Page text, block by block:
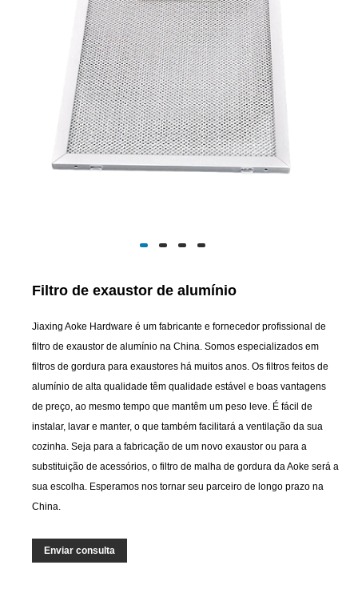
Filtro de exaustor de alumínio
Jiaxing Aoke Hardware é um fabricante e fornecedor profissional de
filtro de exaustor de alumínio na China. Somos especializados em
filtros de gordura para exaustores há muitos anos. Os filtros feitos de
alumínio de alta qualidade têm qualidade estável e boas vantagens
de preço, ao mesmo tempo que mantêm um peso leve. É fácil de
instalar, lavar e manter, o que também facilitará a ventilação da sua
cozinha. Seja para a fabricação de um novo exaustor ou para a
substituição de acessórios, o filtro de malha de gordura da Aoke será a
sua escolha. Esperamos nos tornar seu parceiro de longo prazo na
China.
Enviar consulta